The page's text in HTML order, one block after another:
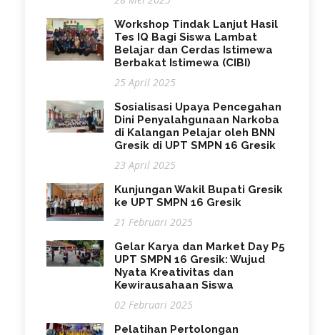
Workshop Tindak Lanjut Hasil
Tes IQ Bagi Siswa Lambat
Belajar dan Cerdas Istimewa
Berbakat Istimewa (CIBI)
25 April 2025
Sosialisasi Upaya Pencegahan
Dini Penyalahgunaan Narkoba
di Kalangan Pelajar oleh BNN
Gresik di UPT SMPN 16 Gresik
23 April 2025
Kunjungan Wakil Bupati Gresik
ke UPT SMPN 16 Gresik
21 Februari 2025
Gelar Karya dan Market Day P5
UPT SMPN 16 Gresik: Wujud
Nyata Kreativitas dan
Kewirausahaan Siswa
02 Februari 2025
Pelatihan Pertolongan